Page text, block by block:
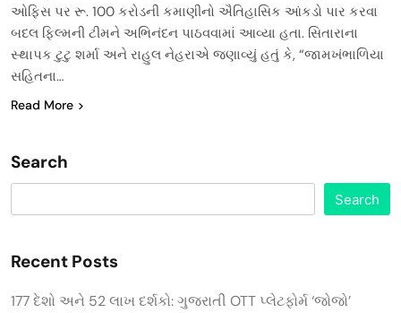
ઓફિસ પર રૂ. 100 કરોડની કમાણીનો ઐતિહાસિક આંકડો પાર કરવા
બદલ ફિલ્મની ટીમને અભિનંદન પાઠવવામાં આવ્યા હતા. સિતારાના
સ્થાપક ટુટુ શર્મા અને રાહુલ નેહરાએ જણાવ્યું હતું કે, “જામખંભાળિયા
સહિતના…
Read More
Search
Search
Recent Posts
177 દેશો અને 52 લાખ દર્શકો: ગુજરાતી OTT પ્લેટફોર્મ ‘જોજો’